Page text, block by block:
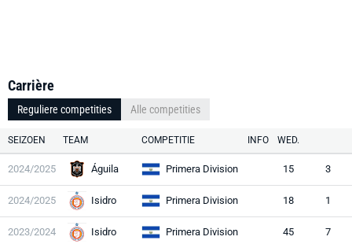
Carrière
Reguliere competities Alle competities
SEIZOEN TEAM COMPETITIE INFO WED.
2024/2025 Águila Primera Division 15 3
2024/2025 Isidro Primera Division 18 1
2023/2024 Isidro Primera Division 45 7